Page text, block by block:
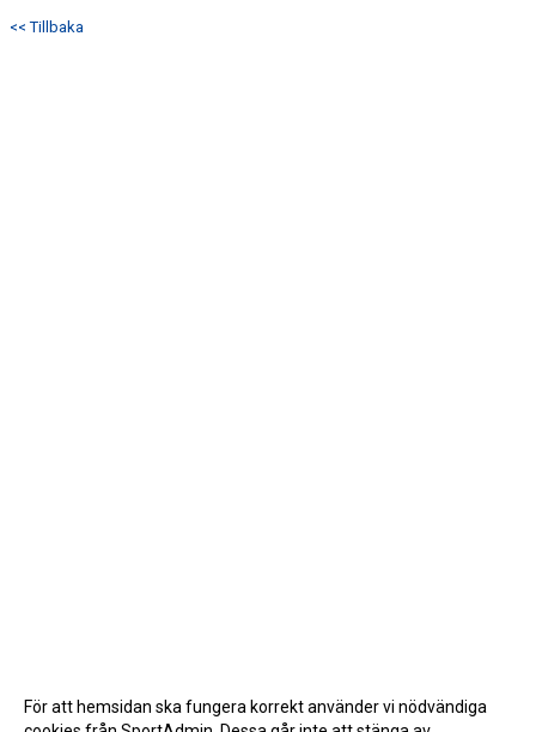
<< Tillbaka
För att hemsidan ska fungera korrekt använder vi nödvändiga